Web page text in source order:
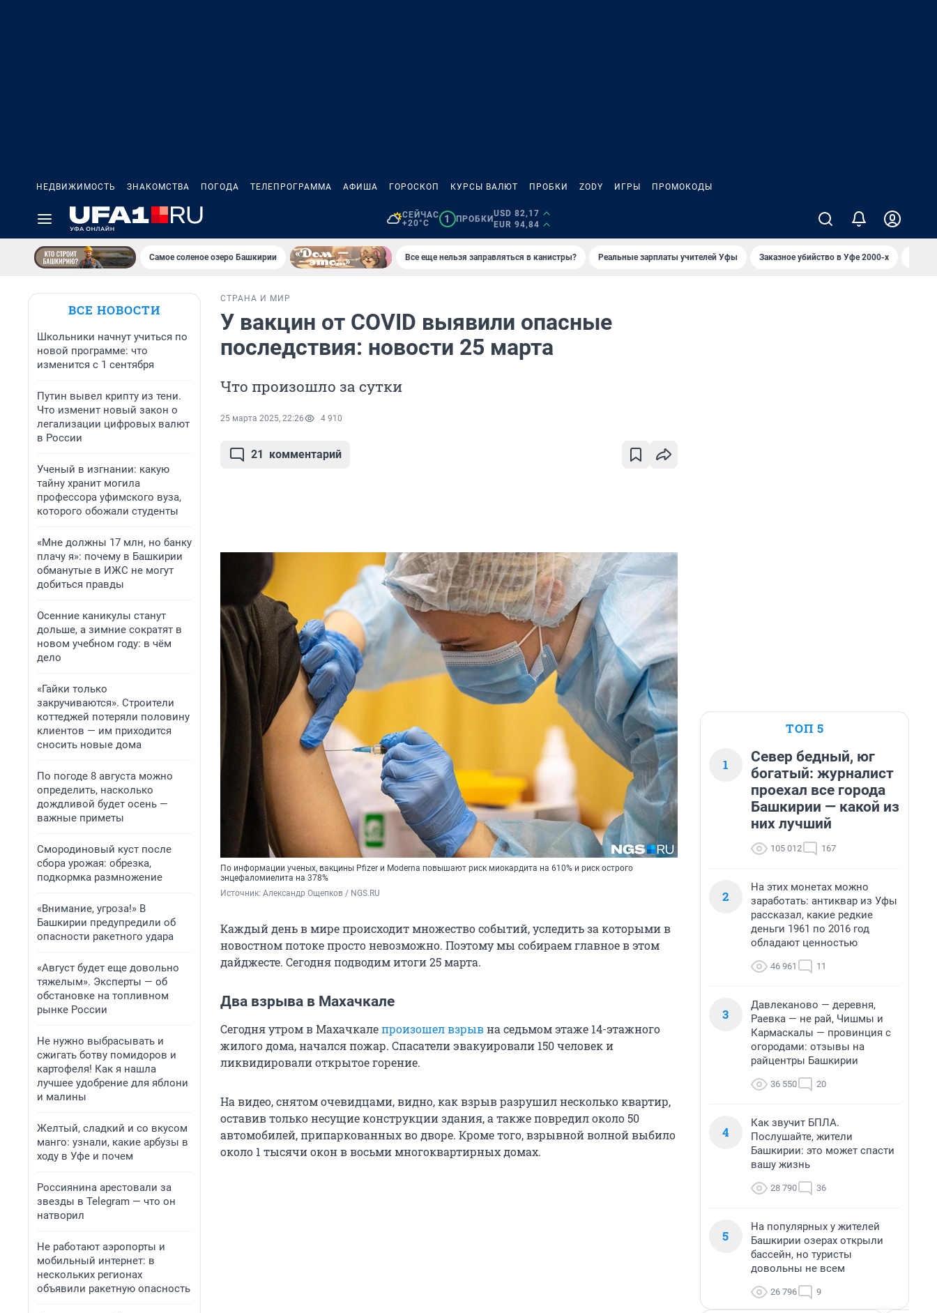
НЕДВИЖИМОСТЬ ЗНАКОМСТВА ПОГОДА ТЕЛЕПРОГРАММА АФИША ГОРОСКОП КУРСЫ ВАЛЮТ ПРОБКИ ZODY ИГРЫ ПРОМОКОДЫ
СЕЙЧАС
+20°C
1 ПРОБКИ
USD 82,17
EUR 94,84
Самое соленое озеро Башкирии Все еще нельзя заправляться в канистры? Реальные зарплаты учителей Уфы Заказное убийство в Уфе 2000-х
ВСЕ НОВОСТИ
Школьники начнут учиться по
новой программе: что
изменится с 1 сентября
Путин вывел крипту из тени.
Что изменит новый закон о
легализации цифровых валют
в России
Ученый в изгнании: какую
тайну хранит могила
профессора уфимского вуза,
которого обожали студенты
«Мне должны 17 млн, но банку
плачу я»: почему в Башкирии
обманутые в ИЖС не могут
добиться правды
Осенние каникулы станут
дольше, а зимние сократят в
новом учебном году: в чём
дело
«Гайки только
закручиваются». Строители
коттеджей потеряли половину
клиентов — им приходится
сносить новые дома
По погоде 8 августа можно
определить, насколько
дождливой будет осень —
важные приметы
Смородиновый куст после
сбора урожая: обрезка,
подкормка размножение
«Внимание, угроза!» В
Башкирии предупредили об
опасности ракетного удара
«Август будет еще довольно
тяжелым». Эксперты — об
обстановке на топливном
рынке России
Не нужно выбрасывать и
сжигать ботву помидоров и
картофеля! Как я нашла
лучшее удобрение для яблони
и малины
Желтый, сладкий и со вкусом
манго: узнали, какие арбузы в
ходу в Уфе и почем
Россиянина арестовали за
звезды в Telegram — что он
натворил
Не работают аэропорты и
мобильный интернет: в
нескольких регионах
объявили ракетную опасность
СТРАНА И МИР
У вакцин от COVID выявили опасные
последствия: новости 25 марта
Что произошло за сутки
25 марта 2025, 22:26 4 910
21 комментарий
По информации ученых, вакцины Pfizer и Moderna повышают риск миокардита на 610% и риск острого
энцефаломиелита на 378%
Источник: Александр Ощепков / NGS.RU
Каждый день в мире происходит множество событий, уследить за которыми в
новостном потоке просто невозможно. Поэтому мы собираем главное в этом
дайджесте. Сегодня подводим итоги 25 марта.
Два взрыва в Махачкале
Сегодня утром в Махачкалепроизошел взрывна седьмом этаже 14-этажного
жилого дома, начался пожар. Спасатели эвакуировали 150 человек и
ликвидировали открытое горение.
На видео, снятом очевидцами, видно, как взрыв разрушил несколько квартир,
оставив только несущие конструкции здания, а также повредил около 50
автомобилей, припаркованных во дворе. Кроме того, взрывной волной выбило
около 1 тысячи окон в восьми многоквартирных домах.
ТОП 5
1
Север бедный, юг
богатый: журналист
проехал все города
Башкирии — какой из
них лучший
105 012 167
2
На этих монетах можно
заработать: антиквар из Уфы
рассказал, какие редкие
деньги 1961 по 2016 год
обладают ценностью
46 961 11
3
Давлеканово — деревня,
Раевка — не рай, Чишмы и
Кармаскалы — провинция с
огородами: отзывы на
райцентры Башкирии
36 550 20
4
Как звучит БПЛА.
Послушайте, жители
Башкирии: это может спасти
вашу жизнь
28 790 36
5
На популярных у жителей
Башкирии озерах открыли
бассейн, но туристы
довольны не всем
26 796 9